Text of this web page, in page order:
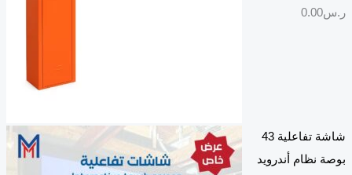
ر.س0.00
شاشة تفاعلية 43
بوصة نظام أندرويد